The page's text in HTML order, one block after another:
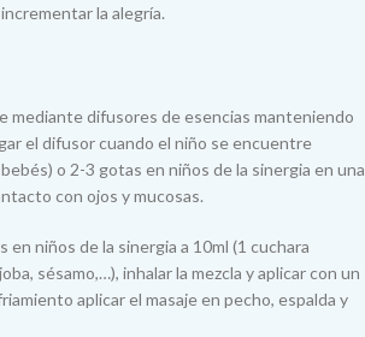
la alegría.
mediante difusores de esencias manteniendo
el difusor cuando el niño se encuentre
o 2-3 gotas en niños de la sinergia en una
con ojos y mucosas.
niños de la sinergia a 10ml (1 cuchara
sésamo,…), inhalar la mezcla y aplicar con un
aplicar el masaje en pecho, espalda y